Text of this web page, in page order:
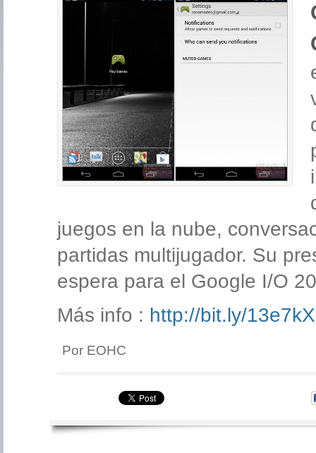
juegos en la nube,
partidas multijugador. Su
espera para el Google I/O
Más info : http://bit.ly/
Por EOHC